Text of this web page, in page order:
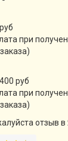
при
руб
при
отзыв